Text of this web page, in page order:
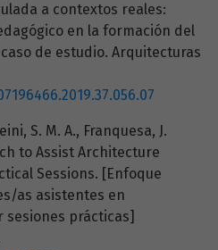
a contextos reales:
en la formación del
de estudio. Arquitecturas
S. M. A., Franquesa, J.
to Assist Architecture
Sessions. [Enfoque
as asistentes en
prácticas]